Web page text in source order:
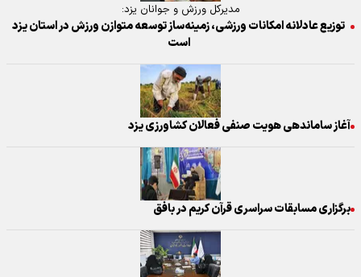
مدیرکل ورزش و جوانان یزد:
توزیع عادلانه امکانات ورزشی، زمینه‌ساز توسعه متوازن ورزش در استان یزد
است
آغاز ساماندهی هویت صنفی فعالان کشاورزی یزد
برگزاری مسابقات سراسری قرآن کریم در بافق